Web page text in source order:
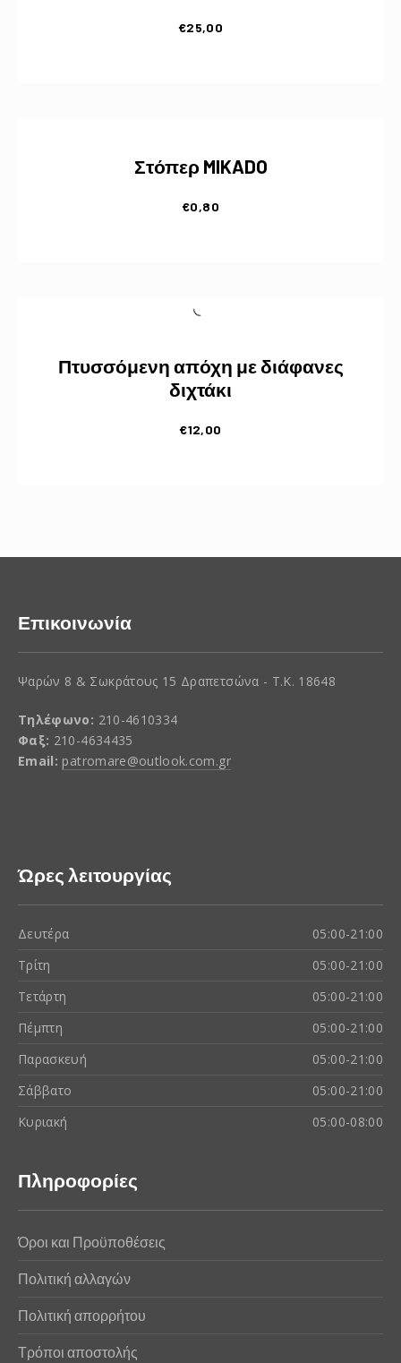
€25,00
Στόπερ MIKADO
€0,80
Πτυσσόμενη απόχη με διάφανες
διχτάκι
€12,00
Επικοινωνία
Ψαρών 8 & Σωκράτους 15 Δραπετσώνα - Τ.Κ. 18648
Τηλέφωνο: 210-4610334
Φαξ: 210-4634435
Email: patromare@outlook.com.gr
Ώρες λειτουργίας
Δευτέρα
05:00-21:00
Τρίτη
05:00-21:00
Τετάρτη
05:00-21:00
Πέμπτη
05:00-21:00
Παρασκευή
05:00-21:00
Σάββατο
05:00-21:00
Κυριακή
05:00-08:00
Πληροφορίες
Όροι και Προϋποθέσεις
Πολιτική αλλαγών
Πολιτική απορρήτου
Τρόποι αποστολής